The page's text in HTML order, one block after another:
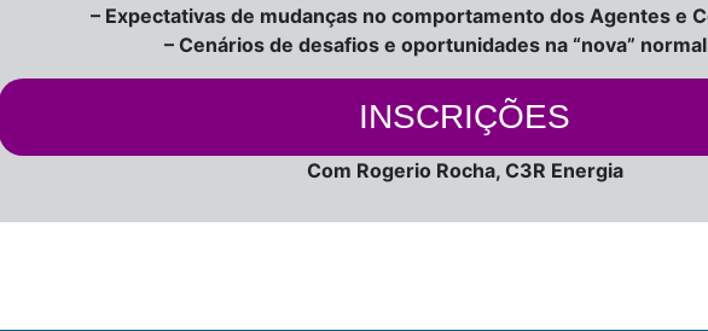
– Expectativas de mudanças no comportamento dos Agentes e
– Cenários de desafios e oportunidades na “nova”
INSCRIÇÕES
Com Rogerio Rocha, C3R Energia